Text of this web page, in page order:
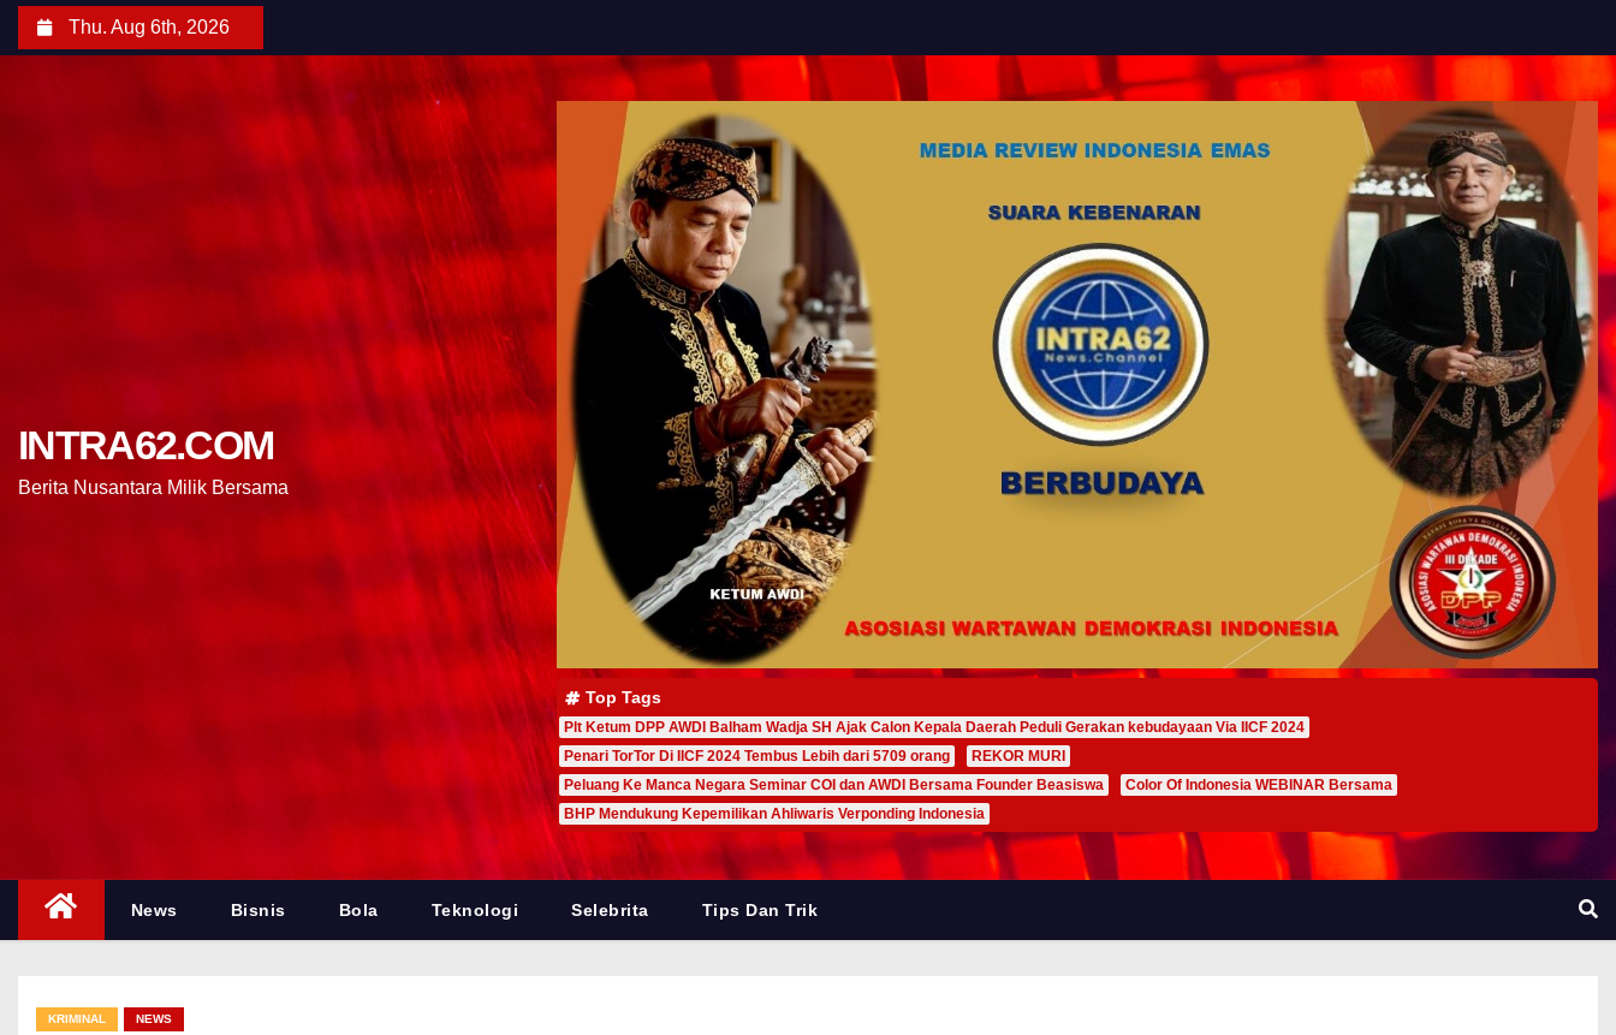
Thu. Aug 6th, 2026
INTRA62.COM
Berita Nusantara Milik Bersama
Top Tags
Plt Ketum DPP AWDI Balham Wadja SH Ajak Calon Kepala Daerah Peduli Gerakan kebudayaan Via IICF 2024
Penari TorTor Di IICF 2024 Tembus Lebih dari 5709 orang
REKOR MURI
Peluang Ke Manca Negara Seminar COI dan AWDI Bersama Founder Beasiswa
Color Of Indonesia WEBINAR Bersama
BHP Mendukung Kepemilikan Ahliwaris Verponding Indonesia
News Bisnis Bola Teknologi Selebrita Tips Dan Trik
KRIMINAL NEWS